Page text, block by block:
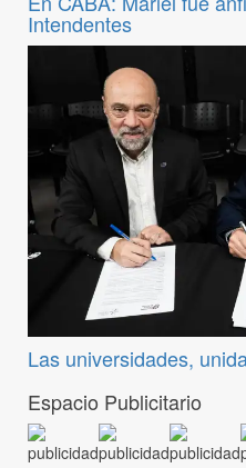
Intendentes
Las universidades,
Espacio Publicitario